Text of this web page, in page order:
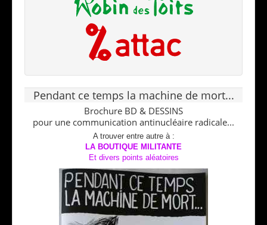
Pendant ce temps la machine de mort...
Brochure BD & DESSINS
pour une communication antinucléaire radicale...
A trouver entre autre à :
LA BOUTIQUE MILITANTE
Et divers points aléatoires